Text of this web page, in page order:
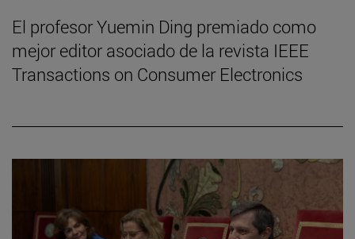
El profesor Yuemin Ding premiado como
mejor editor asociado de la revista IEEE
Transactions on Consumer Electronics